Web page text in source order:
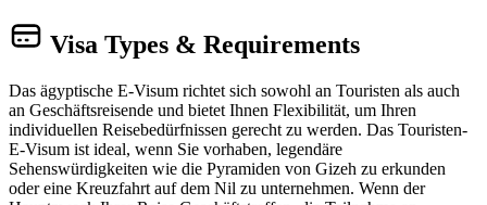
Visa Types & Requirements
Das ägyptische E-Visum richtet sich sowohl an Touristen als auch
an Geschäftsreisende und bietet Ihnen Flexibilität, um Ihren
individuellen Reisebedürfnissen gerecht zu werden. Das Touristen-
E-Visum ist ideal, wenn Sie vorhaben, legendäre
Sehenswürdigkeiten wie die Pyramiden von Gizeh zu erkunden
oder eine Kreuzfahrt auf dem Nil zu unternehmen. Wenn der